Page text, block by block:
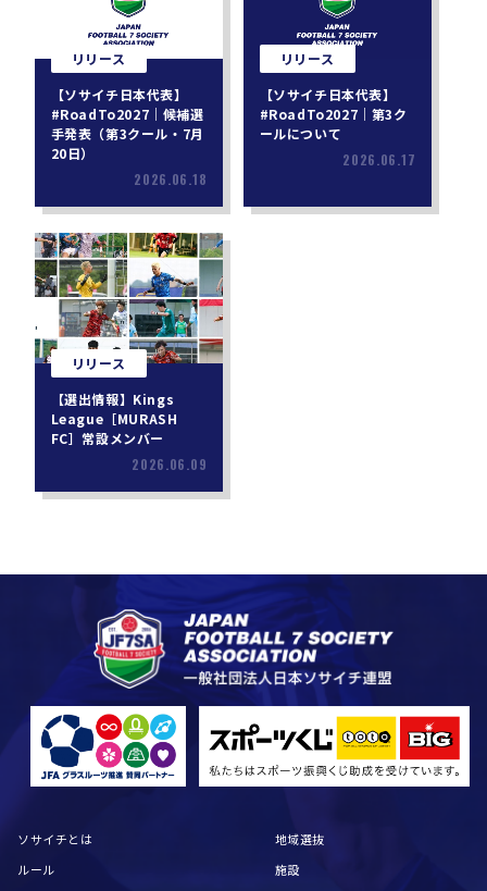
リリース
【ソサイチ日本代表】
#RoadTo2027｜候補選
手発表（第3クール・7月
20日）
2026.06.18
リリース
【ソサイチ日本代表】
#RoadTo2027｜第3ク
ールについて
2026.06.17
リリース
【選出情報】Kings
League［MURASH
FC］常設メンバー
2026.06.09
ソサイチとは
ルール
地域選抜
施設